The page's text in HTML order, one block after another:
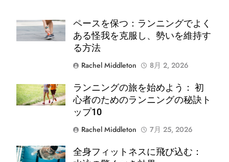
Shutterstock
ペースを保つ：ランニングでよく
ある怪我を克服し、勢いを維持す
る方法
Rachel Middleton
8月 2, 2026
Shutterstock
ランニングの旅を始めよう： 初
心者のためのランニングの秘訣ト
ップ10
Rachel Middleton
7月 25, 2026
Shutterstock
全身フィットネスに飛び込む：